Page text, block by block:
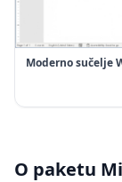
Moderno sučelje
O paketu